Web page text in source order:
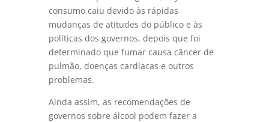
consumo caiu devido às rápidas
mudanças de atitudes do público e às
políticas dos governos, depois que foi
determinado que fumar causa câncer de
pulmão, doenças cardíacas e outros
problemas.
Ainda assim, as recomendações de
governos sobre álcool podem fazer a